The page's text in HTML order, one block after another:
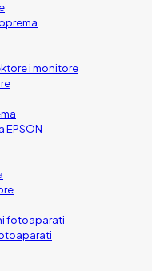
i monitore
EPSON
fotoaparati